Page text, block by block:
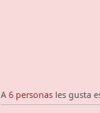
A 6 personas les gusta